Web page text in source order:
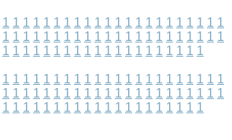
1 1 1 1 1 1 1 1 1 1 1 1 1 1 1 1 1 1 1 1 1 1
1 1 1 1 1 1 1 1 1 1 1 1 1 1 1 1 1 1 1 1 1 1
1 1 1 1 1 1 1 1 1 1 1 1 1 1 1 1 1 1 1 1
1 1 1 1 1 1 1 1 1 1 1 1 1 1 1 1 1 1 1 1 1 1
1 1 1 1 1 1 1 1 1 1 1 1 1 1 1 1 1 1 1 1 1 1
1 1 1 1 1 1 1 1 1 1 1 1 1 1 1 1 1 1 1 1